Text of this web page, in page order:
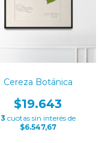
Cereza Botánica
$19.643
3 cuotas sin interés de
$6.547,67